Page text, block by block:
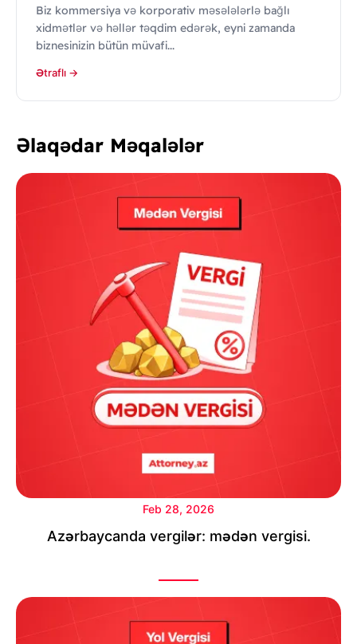
Biz kommersiya və korporativ məsələlərlə bağlı
xidmətlər və həllər təqdim edərək, eyni zamanda
biznesinizin bütün müvafi...
Ətraflı →
Əlaqədar Məqalələr
Feb 28, 2026
Azərbaycanda vergilər: mədən vergisi.